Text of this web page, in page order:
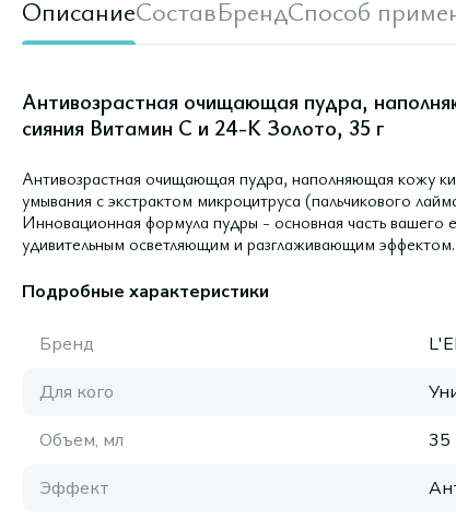
ОписаниеСоставБрендСпособ
Антивозрастная очищающая пудра,
сияния Витамин С и 24-К Золото, 35 г
Антивозрастная очищающая пудра, наполняющая кожу
умывания с экстрактом микроцитруса (пальчикового
Инновационная формула пудры - основная часть
удивительным осветляющим и разглаживающим
Подробные характеристики
Бренд
Для кого
Объем, мл
35
Эффект